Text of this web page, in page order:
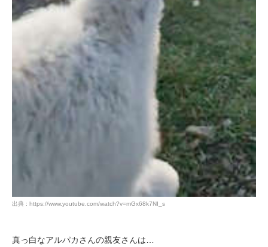
出典 : https://www.youtube.com/watch?v=mGx68k7NI_s
真っ白なアルパカさんの親友さんは…